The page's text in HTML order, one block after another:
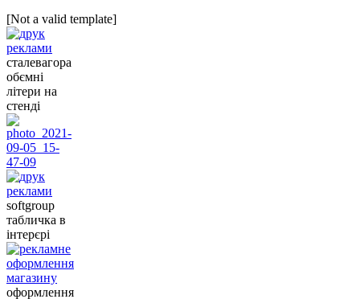
[Not a valid template]
сталевагора
обємні
літери на
стенді
softgroup
табличка в
інтерєрі
оформлення